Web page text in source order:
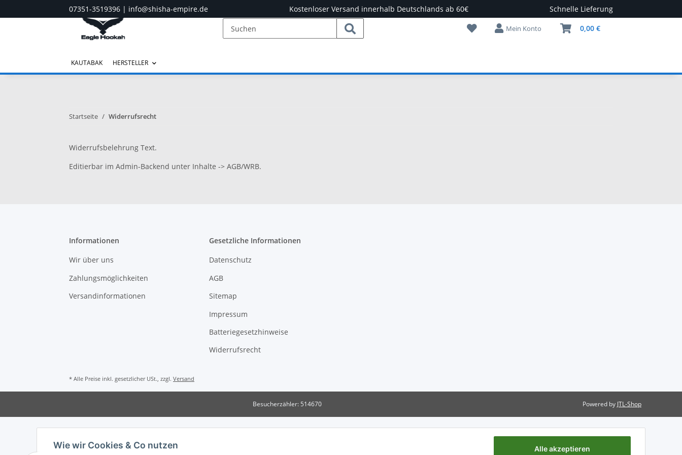
07351-3519396 | info@shisha-empire.de Kostenloser Versand innerhalb Deutschlands ab 60€ Schnelle Lieferung
Mein Konto 0,00 €
KAUTABAK HERSTELLER
Startseite Widerrufsrecht
Widerrufsbelehrung Text.
Editierbar im Admin-Backend unter Inhalte -> AGB/WRB.
Informationen
Wir über uns
Zahlungsmöglichkeiten
Versandinformationen
Gesetzliche Informationen
Datenschutz
AGB
Sitemap
Impressum
Batteriegesetzhinweise
Widerrufsrecht
* Alle Preise inkl. gesetzlicher USt., zzgl. Versand
Besucherzähler: 514670 Powered by JTL-Shop
Wie wir Cookies & Co nutzen Alle akzeptieren